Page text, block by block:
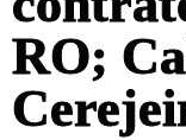
RO;